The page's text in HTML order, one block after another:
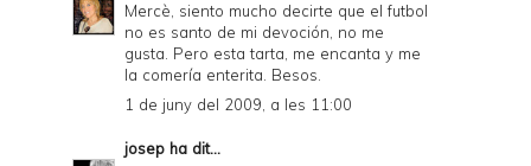
Mercè, siento mucho decirte que el futbol
no es santo de mi devoción, no me
gusta. Pero esta tarta, me encanta y me
la comería enterita. Besos.
1 de juny del 2009, a les 11:00
josep ha dit...